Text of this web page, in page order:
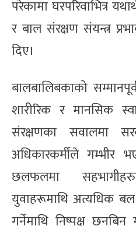
परेकामा घरपरिवाभित्र
र बाल संरक्षण संयन्त्र
दिए।
बालबालिबकाको
शारीरिक र मानसिक
संरक्षणका सवालमा
अधिकारकर्मीले गम्भीर
छलफलमा
युवाहरूमाथि अत्यधिक बल
गर्नेमाथि निष्पक्ष